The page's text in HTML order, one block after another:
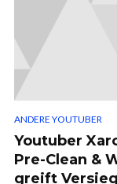
ANDERE YOUTUBER
Youtuber
Pre-Clean &
greift